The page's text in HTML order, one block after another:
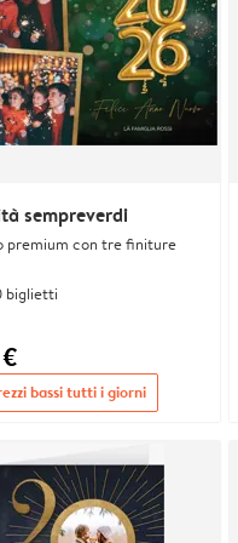
sempreverdi
premium con tre finiture
biglietti
bassi tutti i giorni